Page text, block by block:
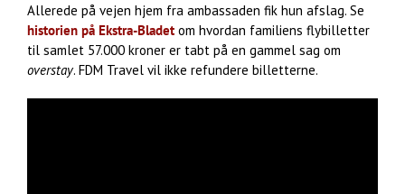
Allerede på vejen hjem fra ambassaden fik hun afslag. Se
historien på Ekstra-Bladet om hvordan familiens flybilletter
til samlet 57.000 kroner er tabt på en gammel sag om
overstay. FDM Travel vil ikke refundere billetterne.